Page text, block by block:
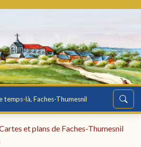
temps-là, Faches-Thumesnil
et plans de Faches-Thumesnil